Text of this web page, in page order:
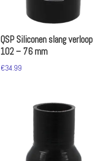
QSP Siliconen slang verloop
102 – 76 mm
€34.99